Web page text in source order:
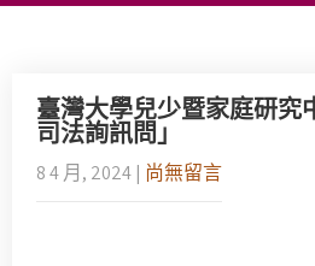
臺灣大學兒少暨家庭研究
司法詢訊問」
8 4 月, 2024 | 尚無留言